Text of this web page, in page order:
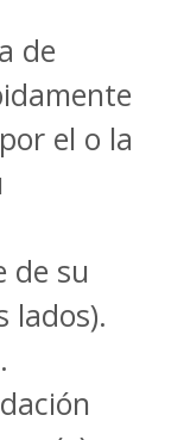
de
el o la
de su
lados).